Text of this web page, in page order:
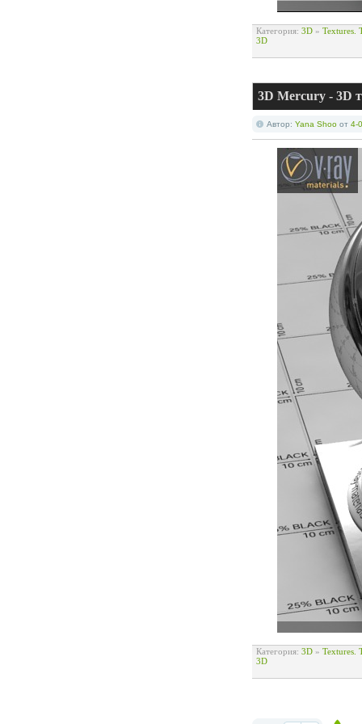
Категория: 3D » Textures.
3D
3D Mercury - 3D
Автор: Yana Shoo от 4-
Категория: 3D » Textures.
3D